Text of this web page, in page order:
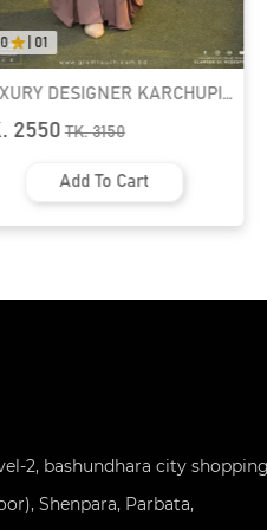
0.0
RUFI-EXTRA LONG
TK. 1090
Add To Cart
2, bashundhara city
Shenpara, Parbata,